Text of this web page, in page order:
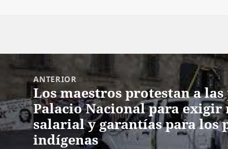
entradas
ANTERIOR
Entrada
anterior:
Los maestros protestan a
Palacio Nacional para exigir
salarial y garantías para los
indígenas